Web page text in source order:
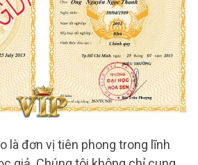
là đơn vị tiên phong trong lĩnh